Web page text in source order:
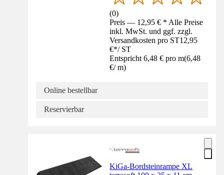
(0)
Preis — 12,95 € * Alle Preise
inkl. MwSt. und ggf. zzgl.
Versandkosten pro ST12,95
€*/ ST
Entspricht 6,48 € pro m(6,48
€/ m)
Online bestellbar
Reservierbar
KiGa-Bordsteinrampe XL